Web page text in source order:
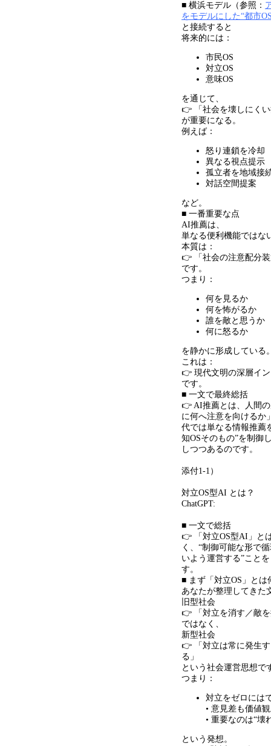
■ 横浜モデル（参照：
をモデルにした“都市
と接続すると
将来的には：
市民OS
対立OS
意味OS
を通じて、
👉 「社会を壊しにく
が重要になる。
例えば：
怒り連鎖を冷却
異なる視点提示
孤立者を地域接
対話空間提案
など。
■ 一番重要な点
AI推薦は、
単なる便利機能ではな
本質は：
👉 「社会の注意配分
です。
つまり：
何を見るか
何を怖がるか
誰を敵と思うか
何に怒るか
を静かに形成している
これは：
👉 現代文明の深層イ
です。
■ 一文で最終総括
👉 AI推薦とは、人間
に何へ注意を向けるか
代では単なる情報推薦
知OSそのもの”を制御
しつつあるのです。
添付1-1 ）
対立OS型AI とは？
ChatGPT:
■ 一文で総括
👉 「対立OS型AI 」と
く、 “制御可能な形で
いよう運営する”こと
す。
■ まず「対立OS 」とは
あなたが整理してきた
旧型社会
👉 「対立を消す／敵
ではなく、
新型社会
👉 「対立は常に発生
る」
という社会運営思想で
つまり：
対立をゼロには
• 意見差も価値
• 重要なのは“壊
という発想。